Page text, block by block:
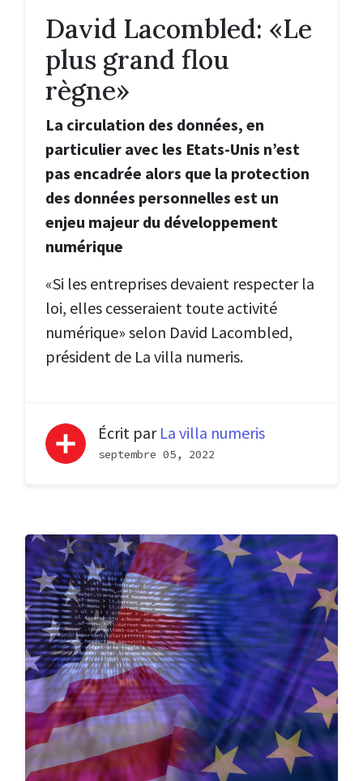
David Lacombled: «Le
plus grand flou
règne»
La circulation des données, en
particulier avec les Etats-Unis n’est
pas encadrée alors que la protection
des données personnelles est un
enjeu majeur du développement
numérique
«Si les entreprises devaient respecter la
loi, elles cesseraient toute activité
numérique» selon David Lacombled,
président de La villa numeris.
Écrit par La villa numeris
septembre 05, 2022